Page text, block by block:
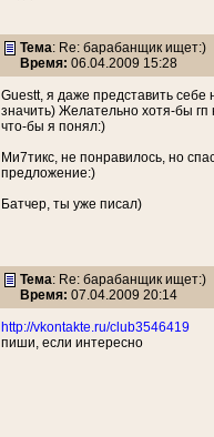
Тема: Re: барабанщик ищет:)
Время: 06.04.2009 15:28
Guestt, я даже представить себе
значить) Желательно хотя-бы гп
что-бы я понял:)
Ми7тикс, не понравилось, но
предложение:)
Батчер, ты уже писал)
Тема: Re: барабанщик ищет:)
Время: 07.04.2009 20:14
http://vkontakte.ru/club3546419
пиши, если интересно